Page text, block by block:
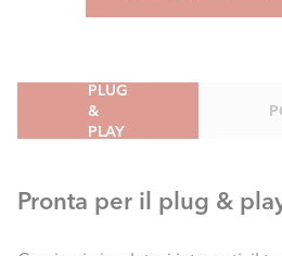
PLUG
&
PLAY
Pronta per il plug &